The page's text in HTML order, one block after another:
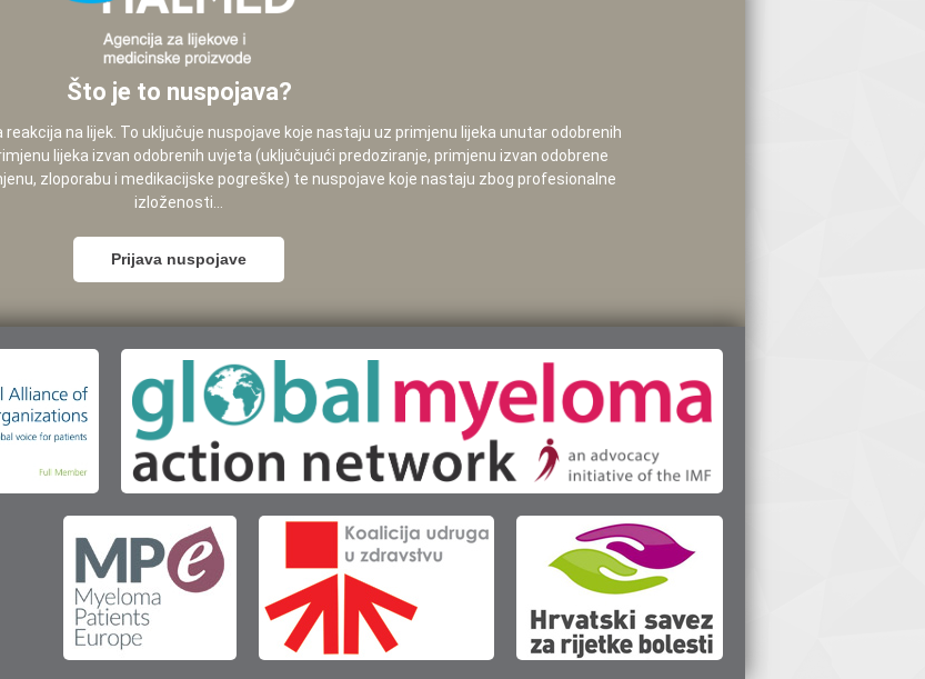
Što je to nuspojava?
na lijek. To uključuje nuspojave koje nastaju uz primjenu lijeka unutar odobrenih
lijeka izvan odobrenih uvjeta (uključujući predoziranje, primjenu izvan odobrene
zloporabu i medikacijske pogreške) te nuspojave koje nastaju zbog profesionalne
izloženosti...
Prijava nuspojave